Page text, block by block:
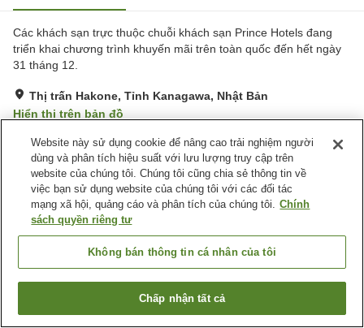
Các khách sạn trực thuộc chuỗi khách sạn Prince Hotels đang
triển khai chương trình khuyến mãi trên toàn quốc đến hết ngày
31 tháng 12.
Thị trấn Hakone, Tỉnh Kanagawa, Nhật Bản
Hiển thị trên bản đồ
Tuyệt vời Đánh giá:55lượt
Tiện nghi chỗ nghỉ
Suối nước nóng trong nhà
Xông hơi
Phòng ăn riêng
Trang chủ Nhật Bản Tỉnh Kanagawa
Thị trấn Hakone
Ryuguden (Prince Hotels & Resorts)
Tìm phòng trống
Website này sử dụng cookie để nâng cao trải nghiệm người
dùng và phân tích hiệu suất với lưu lượng truy cập trên
website của chúng tôi. Chúng tôi cũng chia sẻ thông tin về
việc bạn sử dụng website của chúng tôi với các đối tác
mạng xã hội, quảng cáo và phân tích của chúng tôi. Chính
sách quyền riêng tư
Không bán thông tin cá nhân của tôi
Chấp nhận tất cả